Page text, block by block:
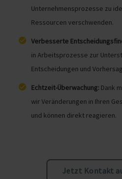
Unternehmensprozesse zu
Ressourcen verschwenden.
Verbesserte
in Arbeitsprozesse zur
Entscheidungen und
Echtzeit-Überwachung: Dank
wir Veränderungen in Ihren
und können direkt reagieren.
Jetzt Kontakt